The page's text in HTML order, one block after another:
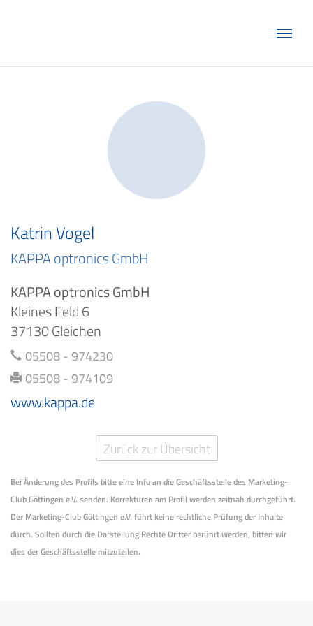
Katrin Vogel
KAPPA optronics GmbH
KAPPA optronics GmbH
Kleines Feld 6
37130 Gleichen
05508 - 974230
05508 - 974109
www.kappa.de
Zurück zur Übersicht
Bei Änderung des Profils bitte eine Info an die Geschäftsstelle des Marketing-
Club Göttingen e.V. senden. Korrekturen am Profil werden zeitnah durchgeführt.
Der Marketing-Club Göttingen e.V. führt keine rechtliche Prüfung der Inhalte
durch. Sollten durch die Darstellung Rechte Dritter berührt werden, bitten wir
dies der Geschäftsstelle mitzuteilen.